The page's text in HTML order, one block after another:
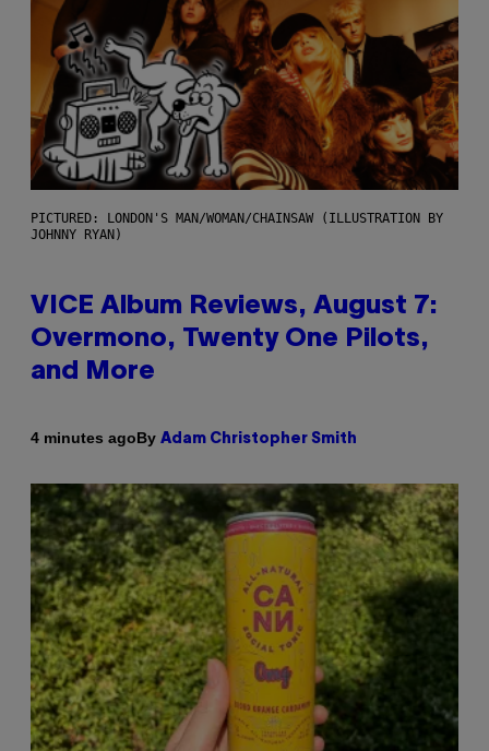
PICTURED: LONDON'S MAN/WOMAN/CHAINSAW (ILLUSTRATION BY
JOHNNY RYAN)
VICE Album Reviews, August 7:
Overmono, Twenty One Pilots,
and More
4 minutes agoBy Adam Christopher Smith